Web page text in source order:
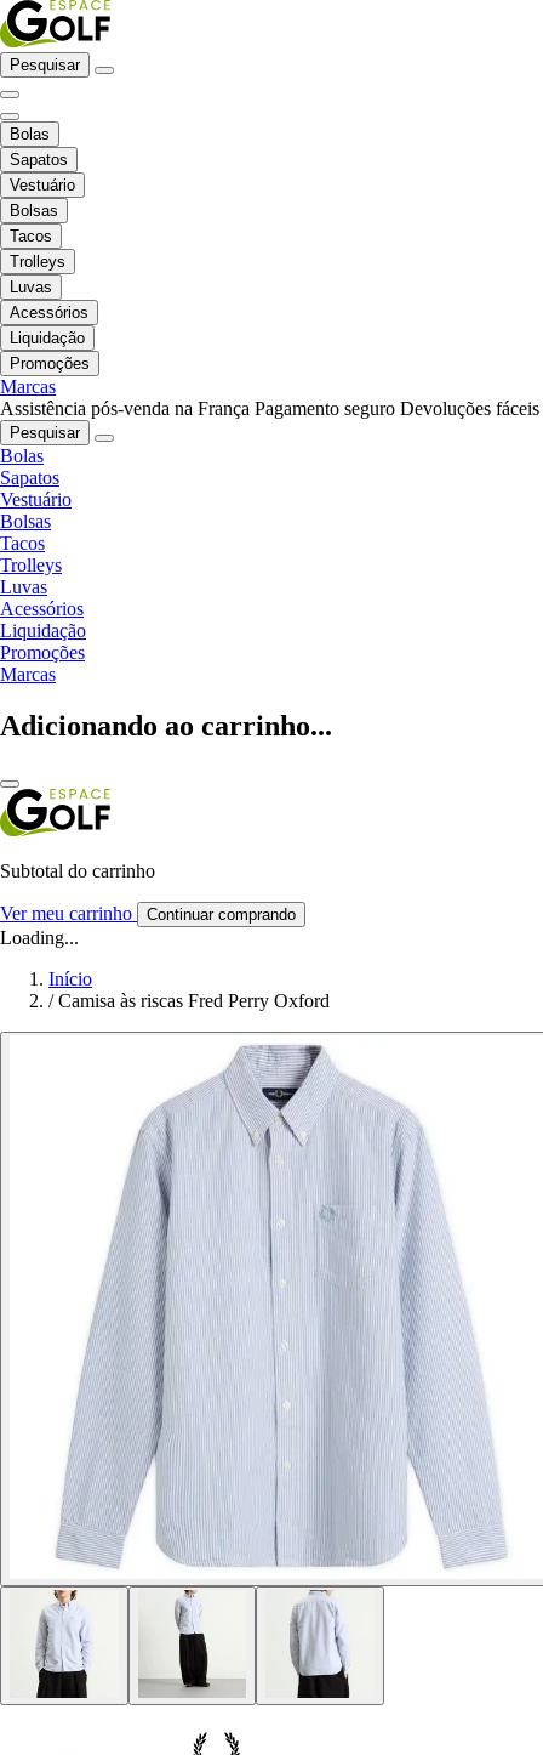
Pesquisar
Bolas
Sapatos
Vestuário
Bolsas
Tacos
Trolleys
Luvas
Acessórios
Liquidação
Promoções
Marcas
Assistência pós-venda na França Pagamento seguro Devoluções fáceis
Pesquisar
Bolas
Sapatos
Vestuário
Bolsas
Tacos
Trolleys
Luvas
Acessórios
Liquidação
Promoções
Marcas
Adicionando ao carrinho...
Subtotal do carrinho
Ver meu carrinho Continuar comprando
Loading...
Início
/ Camisa às riscas Fred Perry Oxford